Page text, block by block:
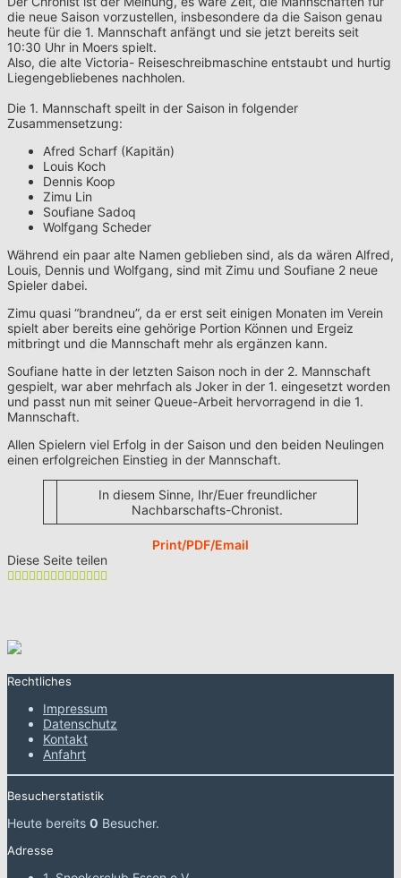
die neue Saison vorzustellen, insbesondere da die Saison genau
heute für die 1. Mannschaft anfängt und sie jetzt bereits seit
10:30 Uhr in Moers spielt.
Also, die alte Victoria- Reiseschreibmaschine entstaubt und hurtig
Liegengebliebenes nachholen.
Die 1. Mannschaft speilt in der Saison in folgender
Zusammensetzung:
Afred Scharf (Kapitän)
Louis Koch
Dennis Koop
Zimu Lin
Soufiane Sadoq
Wolfgang Scheder
Während ein paar alte Namen geblieben sind, als da wären Alfred,
Louis, Dennis und Wolfgang, sind mit Zimu und Soufiane 2 neue
Spieler dabei.
Zimu quasi “brandneu”, da er erst seit einigen Monaten im Verein
spielt aber bereits eine gehörige Portion Können und Ergeiz
mitbringt und die Mannschaft mehr als ergänzen kann.
Soufiane hatte in der letzten Saison noch in der 2. Mannschaft
gespielt, war aber mehrfach als Joker in der 1. eingesetzt worden
und passt nun mit seiner Queue-Arbeit hervorragend in die 1.
Mannschaft.
Allen Spielern viel Erfolg in der Saison und den beiden Neulingen
einen erfolgreichen Einstieg in der Mannschaft.
In diesem Sinne, Ihr/Euer freundlicher
Nachbarschafts-Chronist.
Print/PDF/Email
Diese Seite teilen
Rechtliches
Impressum
Datenschutz
Kontakt
Anfahrt
Besucherstatistik
Heute bereits 0 Besucher.
Adresse